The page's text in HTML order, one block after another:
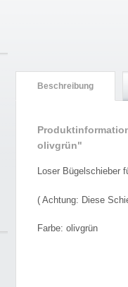
Beschreibung
olivgrün"
Loser Bügelschieber
( Achtung: Diese
Farbe: olivgrün